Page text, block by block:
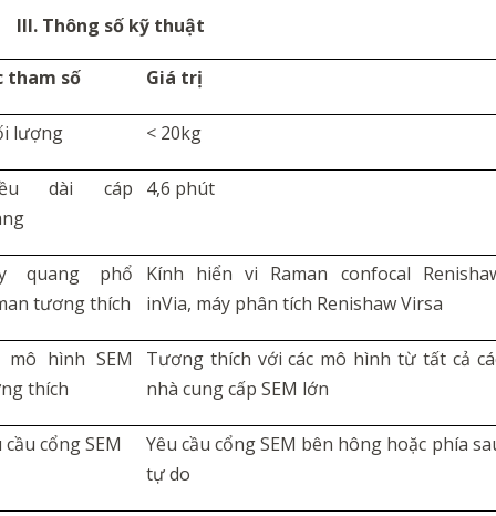
III. Thông số kỹ thuật
tham số Giá trị
lượng < 20kg
dài cáp
4,6 phút
quang phổ
tương thích
Kính hiển vi Raman confocal
inVia, máy phân tích Renishaw Virsa
mô hình SEM
thích
Tương thích với các mô hình từ tất cả
nhà cung cấp SEM lớn
cầu cổng SEM
Yêu cầu cổng SEM bên hông hoặc phía
tự do